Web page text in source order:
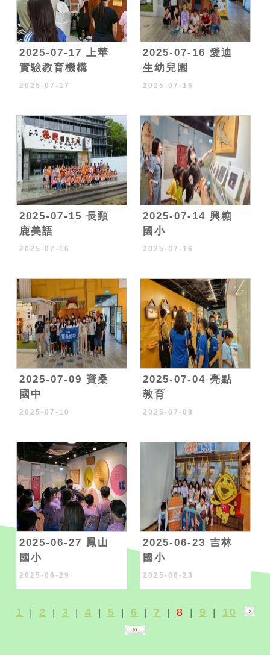
2025-07-17 上華
實驗教育機構
2025-07-17
2025-07-16 愛迪
生幼兒園
2025-07-16
2025-07-15 長頸
鹿美語
2025-07-16
2025-07-14 興糖
國小
2025-07-16
2025-07-09 寶桑
國中
2025-07-10
2025-07-04 亮點
教育
2025-07-08
2025-06-27 鳳山
國小
2025-06-29
2025-06-23 吉林
國小
2025-06-23
1 | 2 | 3 | 4 | 5 | 6 | 7 | 8 | 9 | 10